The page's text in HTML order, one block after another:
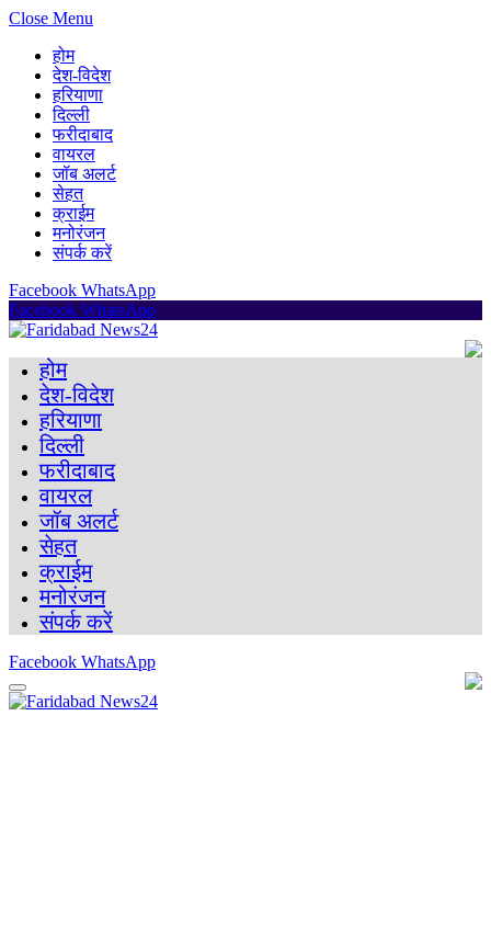
Close Menu
होम
देश-विदेश
हरियाणा
दिल्ली
फरीदाबाद
वायरल
जॉब अलर्ट
सेहत
क्राईम
मनोरंजन
संपर्क करें
Facebook WhatsApp
Facebook WhatsApp
होम
देश-विदेश
हरियाणा
दिल्ली
फरीदाबाद
वायरल
जॉब अलर्ट
सेहत
क्राईम
मनोरंजन
संपर्क करें
Facebook WhatsApp